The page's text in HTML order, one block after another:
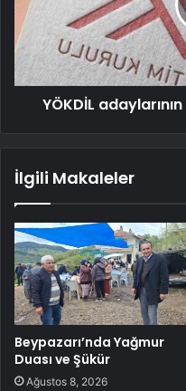
YÖKDİL
İlgili Makaleler
Beypazarı’nda Yağmur
Duası ve Şükür
Ağustos 8, 2026